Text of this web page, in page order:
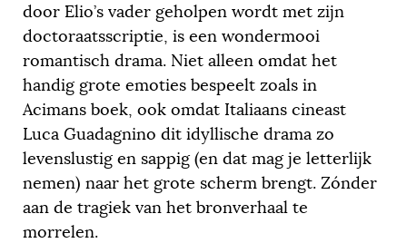
door Elio’s vader geholpen wordt met zijn
doctoraatsscriptie, is een wondermooi
romantisch drama. Niet alleen omdat het
handig grote emoties bespeelt zoals in
Acimans boek, ook omdat Italiaans cineast
Luca Guadagnino dit idyllische drama zo
levenslustig en sappig (en dat mag je letterlijk
nemen) naar het grote scherm brengt. Zónder
aan de tragiek van het bronverhaal te
morrelen.